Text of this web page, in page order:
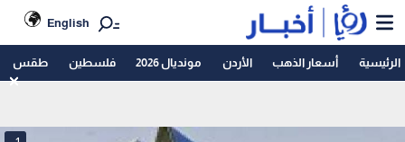
English
الرئيسية أسعار الذهب الأردن مونديال 2026 فلسطين طقس